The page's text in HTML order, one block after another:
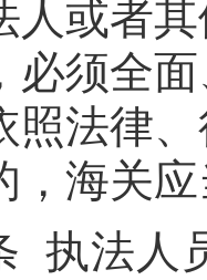
人或者
必须全
照法律
，海关
执法人